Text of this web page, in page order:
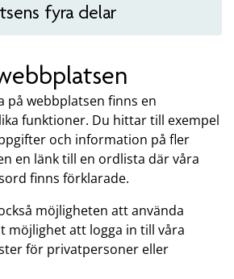
fyra delar
på webbplatsen finns en
funktioner. Du hittar till exempel
och information på fler
en länk till en ordlista där våra
finns förklarade.
möjligheten att använda
möjlighet att logga in till våra
för privatpersoner eller